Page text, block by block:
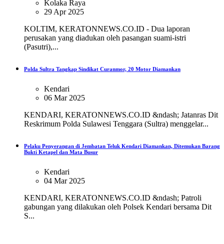
Kolaka Raya
29 Apr 2025
KOLTIM, KERATONNEWS.CO.ID - Dua laporan
perusakan yang diadukan oleh pasangan suami-istri
(Pasutri),...
Polda Sultra Tangkap Sindikat Curanmor, 20 Motor Diamankan
Kendari
06 Mar 2025
KENDARI, KERATONNEWS.CO.ID &ndash; Jatanras Dit
Reskrimum Polda Sulawesi Tenggara (Sultra) menggelar...
Pelaku Penyerangan di Jembatan Teluk Kendari Diamankan, Ditemukan Barang
Bukti Ketapel dan Mata Busur
Kendari
04 Mar 2025
KENDARI, KERATONNEWS.CO.ID &ndash; Patroli
gabungan yang dilakukan oleh Polsek Kendari bersama Dit
S...